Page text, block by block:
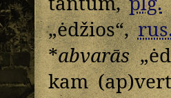
„ėdžios“,
*abvarās
kam